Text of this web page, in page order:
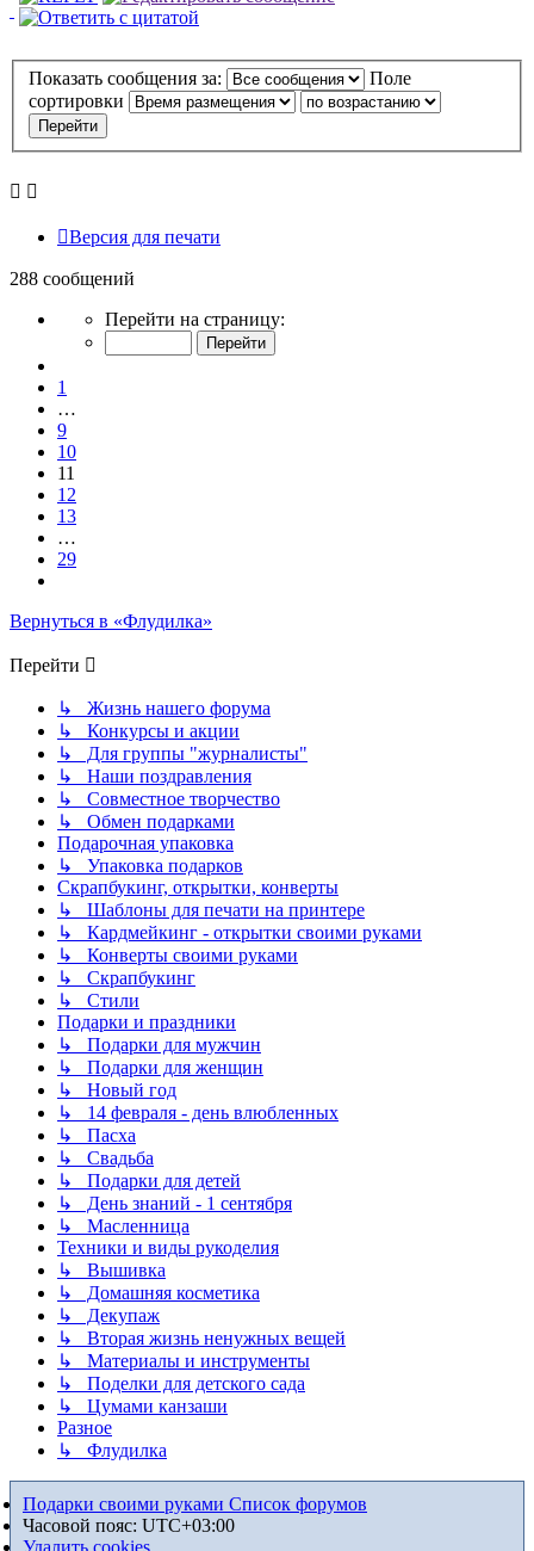
Показать сообщения за:
Поле
сортировки
Версия для печати
288 сообщений
Страница
29
Перейти на страницу:
1
…
9
10
11
12
13
…
29
Вернуться в «Флудилка»
Перейти
↳ Жизнь нашего форума
↳ Конкурсы и акции
↳ Для группы "журналисты"
↳ Наши поздравления
↳ Совместное творчество
↳ Обмен подарками
Подарочная упаковка
↳ Упаковка подарков
Скрапбукинг, открытки, конверты
↳ Шаблоны для печати на принтере
↳ Кардмейкинг - открытки своими руками
↳ Конверты своими руками
↳ Скрапбукинг
↳ Стили
Подарки и праздники
↳ Подарки для мужчин
↳ Подарки для женщин
↳ Новый год
↳ 14 февраля - день влюбленных
↳ Пасха
↳ Свадьба
↳ Подарки для детей
↳ День знаний - 1 сентября
↳ Масленница
Техники и виды рукоделия
↳ Вышивка
↳ Домашняя косметика
↳ Декупаж
↳ Вторая жизнь ненужных вещей
↳ Материалы и инструменты
↳ Поделки для детского сада
↳ Цумами канзаши
Разное
↳ Флудилка
Подарки своими руками Список форумов
Часовой пояс: UTC+03:00